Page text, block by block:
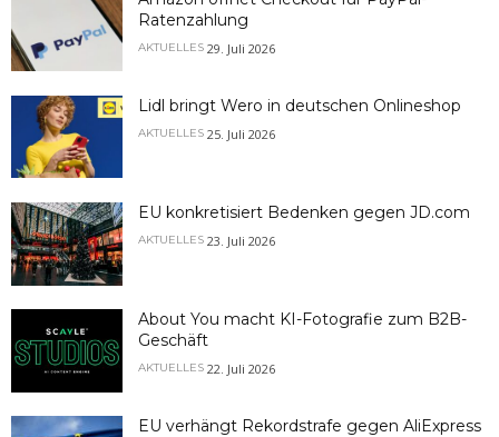
Ratenzahlung
AKTUELLES 29. Juli 2026
Lidl bringt Wero in deutschen Onlineshop
AKTUELLES 25. Juli 2026
EU konkretisiert Bedenken gegen JD.com
AKTUELLES 23. Juli 2026
About You macht KI-Fotografie zum B2B-
Geschäft
AKTUELLES 22. Juli 2026
EU verhängt Rekordstrafe gegen AliExpress